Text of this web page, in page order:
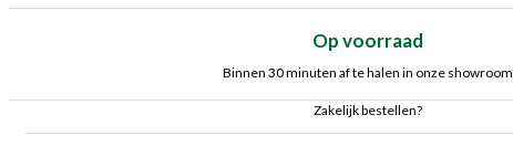
Op voorraad
Binnen 30 minuten af te halen in onze showroom
Zakelijk bestellen?